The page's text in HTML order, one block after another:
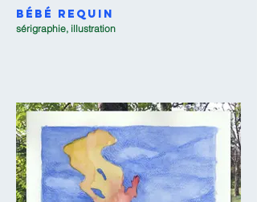
bébé requin
sérigraphie, illustration